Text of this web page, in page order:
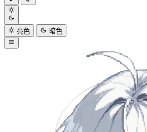
亮色 暗色